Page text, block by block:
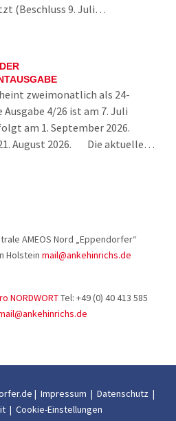
(Beschluss 9. Juli…
zweimonatlich als 24-
4/26 ist am 7. Juli
am 1. September 2026.
August 2026. Die aktuelle…
AMEOS Nord „Eppendorfer“
Holstein mail@ankehinrichs.de
NORDWORTTel: +49 (0) 40 413 585
| Impressum | Datenschutz |
| Cookie-Einstellungen